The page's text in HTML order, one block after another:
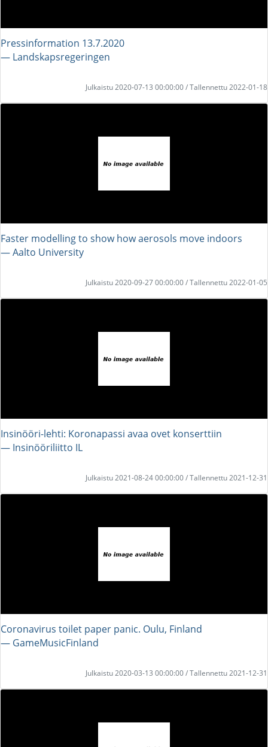
Pressinformation 13.7.2020
― Landskapsregeringen
Julkaistu 2020-07-13 00:00:00 / Tallennettu 2022-01-18
Faster modelling to show how aerosols move indoors
― Aalto University
Julkaistu 2020-09-27 00:00:00 / Tallennettu 2022-01-05
Insinööri-lehti: Koronapassi avaa ovet konserttiin
― Insinööriliitto IL
Julkaistu 2021-08-24 00:00:00 / Tallennettu 2021-12-31
Coronavirus toilet paper panic. Oulu, Finland
― GameMusicFinland
Julkaistu 2020-03-13 00:00:00 / Tallennettu 2021-12-31